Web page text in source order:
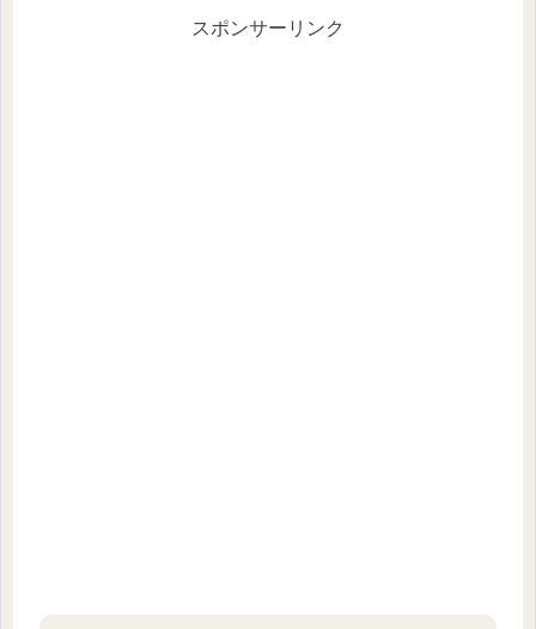
スポンサーリンク